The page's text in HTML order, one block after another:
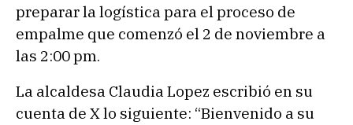
preparar la logística para el proceso de
empalme que comenzó el 2 de noviembre a
las 2:00 pm.
La alcaldesa Claudia Lopez escribió en su
cuenta de X lo siguiente: “Bienvenido a su